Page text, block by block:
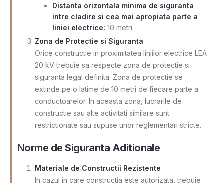
Distanta orizontala minima de siguranta
intre cladire si cea mai apropiata parte a
liniei electrice: 10 metri.
Zona de Protectie si Siguranta
Orice constructie in proximitatea liniilor electrice LEA
20 kV trebuie sa respecte zona de protectie si
siguranta legal definita. Zona de protectie se
extinde pe o latime de 10 metri de fiecare parte a
conductoarelor. In aceasta zona, lucrarile de
constructie sau alte activitati similare sunt
restrictionate sau supuse unor reglementari stricte.
Norme de Siguranta Aditionale
Materiale de Constructii Rezistente
In cazul in care constructia este autorizata, trebuie